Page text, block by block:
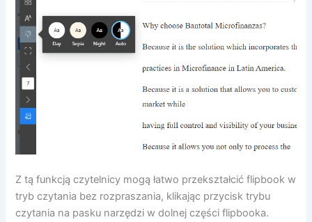
Z tą funkcją czytelnicy mogą łatwo przekształcić flipbook w
tryb czytania bez rozpraszania, klikając przycisk trybu
czytania na pasku narzędzi w dolnej części flipbooka.